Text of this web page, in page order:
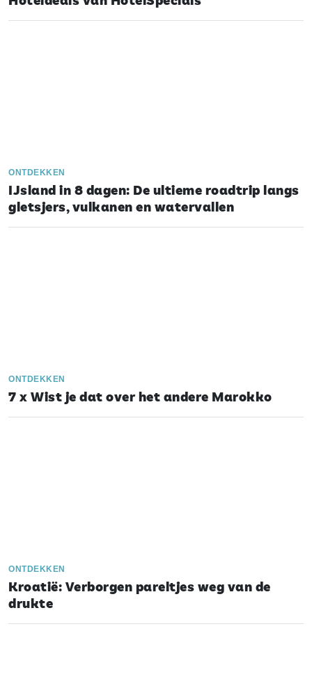
ONTDEKKEN
IJsland in 8 dagen: De ultieme roadtrip langs
gletsjers, vulkanen en watervallen
ONTDEKKEN
7 x Wist je dat over het andere Marokko
ONTDEKKEN
Kroatië: Verborgen pareltjes weg van de
drukte